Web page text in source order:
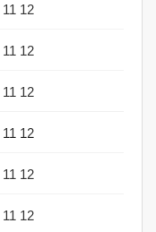
11 12
11 12
11 12
11 12
11 12
11 12